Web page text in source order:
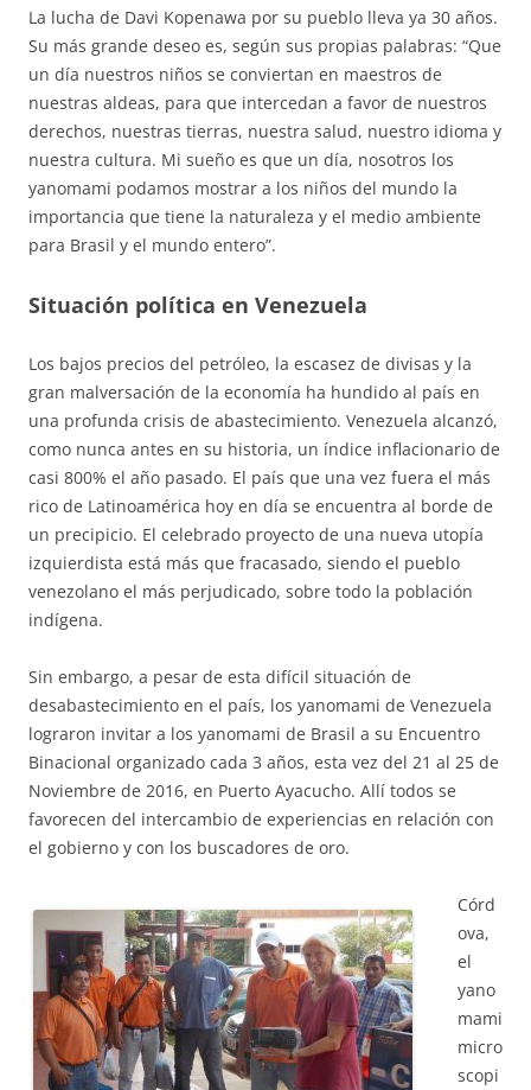
La lucha de Davi Kopenawa por su pueblo lleva ya 30 años.
Su más grande deseo es, según sus propias palabras: “Que
un día nuestros niños se conviertan en maestros de
nuestras aldeas, para que intercedan a favor de nuestros
derechos, nuestras tierras, nuestra salud, nuestro idioma y
nuestra cultura. Mi sueño es que un día, nosotros los
yanomami podamos mostrar a los niños del mundo la
importancia que tiene la naturaleza y el medio ambiente
para Brasil y el mundo entero”.
Situación política en Venezuela
Los bajos precios del petróleo, la escasez de divisas y la
gran malversación de la economía ha hundido al país en
una profunda crisis de abastecimiento. Venezuela alcanzó,
como nunca antes en su historia, un índice inflacionario de
casi 800% el año pasado. El país que una vez fuera el más
rico de Latinoamérica hoy en día se encuentra al borde de
un precipicio. El celebrado proyecto de una nueva utopía
izquierdista está más que fracasado, siendo el pueblo
venezolano el más perjudicado, sobre todo la población
indígena.
Sin embargo, a pesar de esta difícil situación de
desabastecimiento en el país, los yanomami de Venezuela
lograron invitar a los yanomami de Brasil a su Encuentro
Binacional organizado cada 3 años, esta vez del 21 al 25 de
Noviembre de 2016, en Puerto Ayacucho. Allí todos se
favorecen del intercambio de experiencias en relación con
el gobierno y con los buscadores de oro.
Córd
ova,
el
yano
mami
micro
scopi